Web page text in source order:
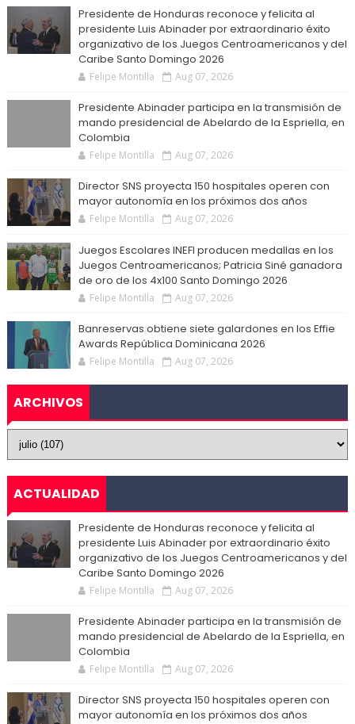
Presidente de Honduras reconoce y felicita al
presidente Luis Abinader por extraordinario éxito
organizativo de los Juegos Centroamericanos y del
Caribe Santo Domingo 2026
Felipe Montilla Aug 07, 2026
Presidente Abinader participa en la transmisión de
mando presidencial de Abelardo de la Espriella, en
Colombia
Felipe Montilla Aug 07, 2026
Director SNS proyecta 150 hospitales operen con
mayor autonomía en los próximos dos años
Felipe Montilla Aug 07, 2026
Juegos Escolares INEFI producen medallas en los
Juegos Centroamericanos; Patricia Siné ganadora
de oro de los 4x100 Santo Domingo 2026
Felipe Montilla Aug 07, 2026
Banreservas obtiene siete galardones en los Effie
Awards República Dominicana 2026
Felipe Montilla Aug 07, 2026
ARCHIVOS
ACTUALIDAD
Presidente de Honduras reconoce y felicita al
presidente Luis Abinader por extraordinario éxito
organizativo de los Juegos Centroamericanos y del
Caribe Santo Domingo 2026
Felipe Montilla Aug 07, 2026
Presidente Abinader participa en la transmisión de
mando presidencial de Abelardo de la Espriella, en
Colombia
Felipe Montilla Aug 07, 2026
Director SNS proyecta 150 hospitales operen con
mayor autonomía en los próximos dos años